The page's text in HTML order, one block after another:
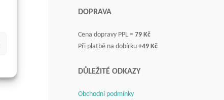
DOPRAVA
Cena dopravy PPL = 79 Kč
Při platbě na dobírku +49 Kč
DŮLEŽITÉ ODKAZY
Obchodní podmínky